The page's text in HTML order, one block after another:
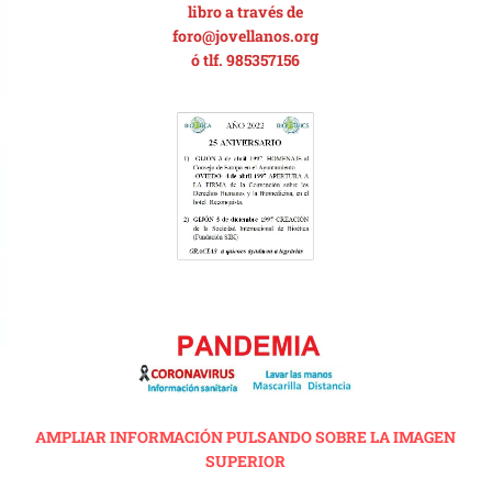
libro a través de
foro@jovellanos.org
ó tlf. 985357156
AMPLIAR INFORMACIÓN PULSANDO SOBRE LA IMAGEN
SUPERIOR